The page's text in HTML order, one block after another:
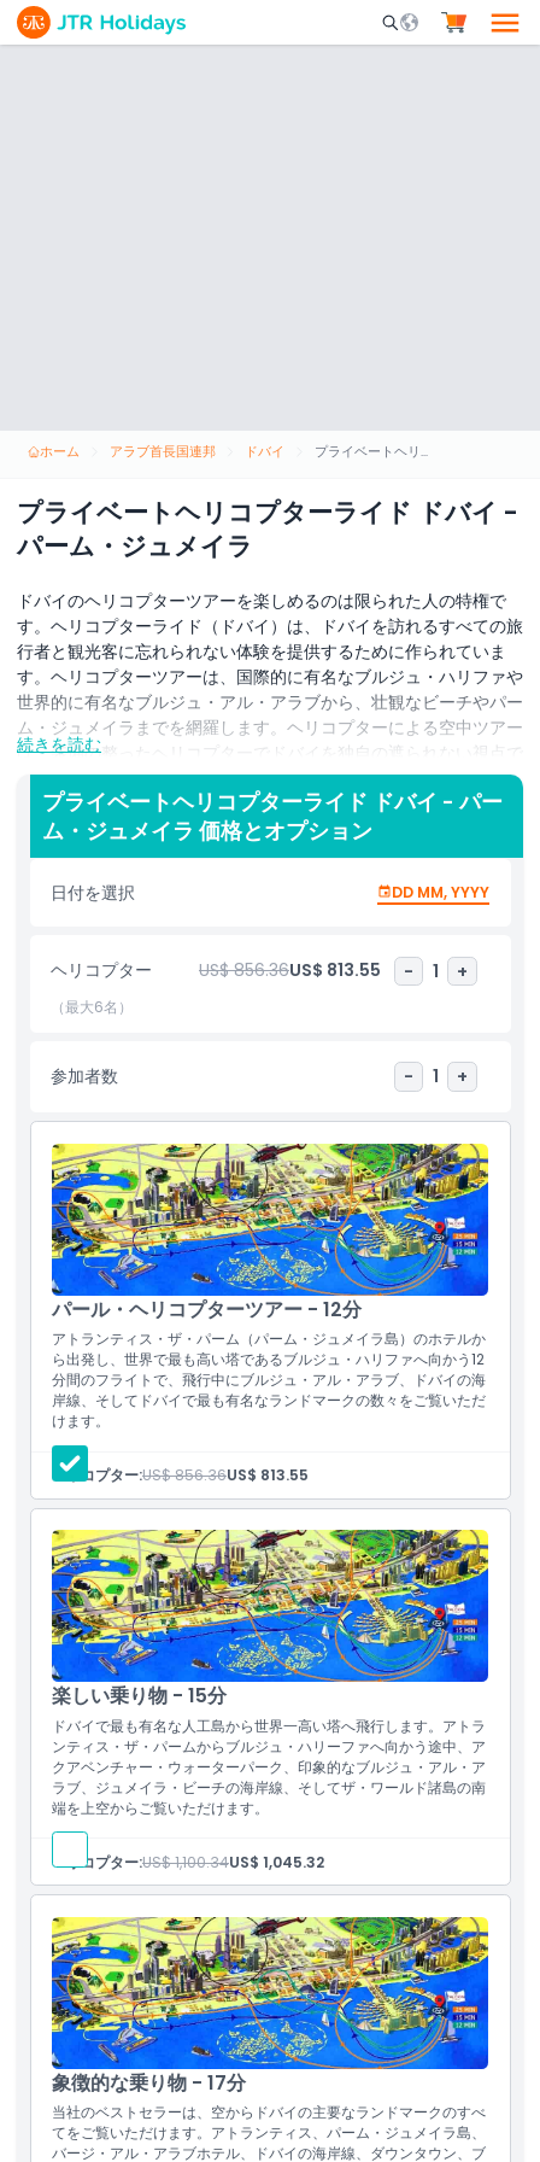
Mobile Search
ホーム アラブ首長国連邦 ドバイ プライベートヘリコプターライド ドバイ - パーム・ジュメイラ
プライベートヘリコプターライド ドバイ -
パーム・ジュメイラ
ドバイのヘリコプターツアーを楽しめるのは限られた人の特権で
す。ヘリコプターライド（ドバイ）は、ドバイを訪れるすべての旅
行者と観光客に忘れられない体験を提供するために作られていま
す。ヘリコプターツアーは、国際的に有名なブルジュ・ハリファや
世界的に有名なブルジュ・アル・アラブから、壮観なビーチやパー
ム・ジュメイラまでを網羅します。ヘリコプターによる空中ツアー
は、装備の整ったヘリコプターでドバイを独自の遮られない視点で
ご覧いただけます。ドバイ・ジュメイラ・ヘリポート（ドバイ警察
アカデミー）から離陸します。ヘリコプターツアーは、誕生日や記
念日、感謝の気持ちを伝えるための驚きやギフトとしても最適で
す。
シティ・オブ・ビジョンを探索し、ドバイ・マリーナのヘリパッド
から世界の驚異を見下ろします – パーム・ジュメイラ、アトラン
ティス・ホテル、そして美しいビーチ。上空からの眺望は有名なド
バイの海岸線やビーチへと続き、壮麗なブルジュ・アル・アラブ
ィンドタワー）、オールドスーク、ドバイ・クリークなどの歴史的
る際にぜひ体験すべきものです
注意事項
場所
キャンセルポリシー
続きを読む
プライベートヘリコプターライド ドバイ - パー
ム・ジュメイラ 価格とオプション
日付を選択 DD MM, YYYY
ヘリコプター US$ 856.36US$ 813.55 - 1 +
（最大6名）
参加者数 - 1 +
パール・ヘリコプターツアー - 12分
アトランティス・ザ・パーム（パーム・ジュメイラ島）のホテルか
ら出発し、世界で最も高い塔であるブルジュ・ハリファへ向かう12
分間のフライトで、飛行中にブルジュ・アル・アラブ、ドバイの海
岸線、そしてドバイで最も有名なランドマークの数々をご覧いただ
けます。
ヘリコプター:US$ 856.36US$ 813.55
楽しい乗り物 - 15分
ドバイで最も有名な人工島から世界一高い塔へ飛行します。アトラ
ンティス・ザ・パームからブルジュ・ハリーファへ向かう途中、ア
クアベンチャー・ウォーターパーク、印象的なブルジュ・アル・ア
ラブ、ジュメイラ・ビーチの海岸線、そしてザ・ワールド諸島の南
端を上空からご覧いただけます。
ヘリコプター:US$ 1,100.34US$ 1,045.32
象徴的な乗り物 - 17分
当社のベストセラーは、空からドバイの主要なランドマークのすべ
てをご覧いただけます。アトランティス、パーム・ジュメイラ島、
バージ・アル・アラブホテル、ドバイの海岸線、ダウンタウン、ブ